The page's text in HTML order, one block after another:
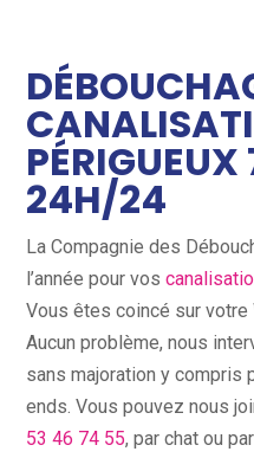
24H/24
La Compagnie des
l’année pour vos
Vous êtes coincé sur votre
Aucun problème, nous
sans majoration y
ends. Vous pouvez nous
53 46 74 55, par chat ou